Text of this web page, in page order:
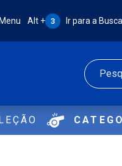
Atalho Alt + 3:
Alt + 3 Ir para a Busca